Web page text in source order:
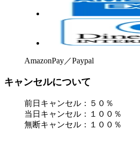
AmazonPay／Paypal
キャンセルについて
前日キャンセル：５０％
当日キャンセル：１００％
無断キャンセル：１００％